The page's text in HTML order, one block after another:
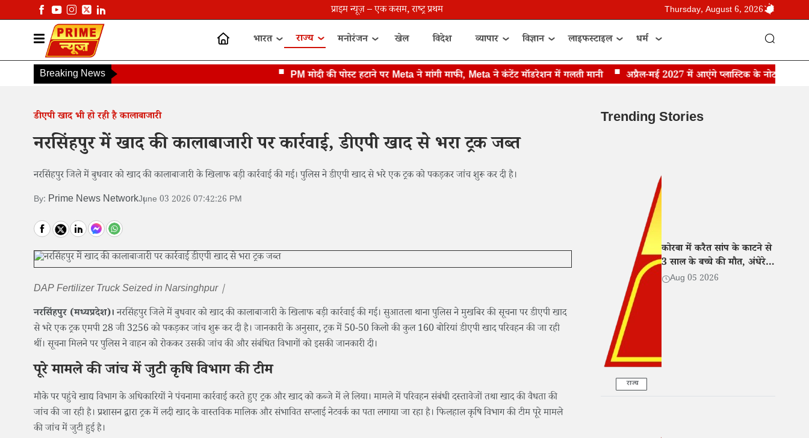
प्राइम न्यूज़ – एक कसम, राष्ट्र प्रथम Thursday, August 6, 2026
भारत राज्य मनोरंजन खेल विदेश व्यापार विज्ञान लाइफस्टाइल धर्म
Breaking News PM मोदी की पोस्ट हटाने पर Meta ने मांगी माफी, Meta ने कंटेंट मॉडरेशन में गलती मानी अप्रैल-मई 2027 में आएंगे प्लास्टिक के नोट, RBI गवर्नर
डीएपी खाद भी हो रही है कालाबाजारी
नरसिंहपुर में खाद की कालाबाजारी पर कार्रवाई, डीएपी खाद से भरा ट्रक जब्त
नरसिंहपुर जिले में बुधवार को खाद की कालाबाजारी के खिलाफ बड़ी कार्रवाई की गई। पुलिस ने डीएपी खाद से भरे एक ट्रक को पकड़कर जांच शुरू कर दी है।
By: Prime News NetworkJune 03 2026 07:42:26 PM
DAP Fertilizer Truck Seized in Narsinghpur |
नरसिंहपुर (मध्यप्रदेश)।नरसिंहपुर जिले में बुधवार को खाद की कालाबाजारी के खिलाफ बड़ी कार्रवाई की गई। सुआतला थाना पुलिस ने मुखबिर की सूचना पर डीएपी खाद
से भरे एक ट्रक एमपी 28 जी 3256 को पकड़कर जांच शुरू कर दी है। जानकारी के अनुसार, ट्रक में 50-50 किलो की कुल 160 बोरियां डीएपी खाद परिवहन की जा रही
थीं। सूचना मिलने पर पुलिस ने वाहन को रोककर उसकी जांच की और संबंधित विभागों को इसकी जानकारी दी।
पूरे मामले की जांच में जुटी कृषि विभाग की टीम
मौके पर पहुंचे खाद्य विभाग के अधिकारियों ने पंचनामा कार्रवाई करते हुए ट्रक और खाद को कब्जे में ले लिया। मामले में परिवहन संबंधी दस्तावेजों तथा खाद की वैधता की
जांच की जा रही है। प्रशासन द्वारा ट्रक में लदी खाद के वास्तविक मालिक और संभावित सप्लाई नेटवर्क का पता लगाया जा रहा है। फिलहाल कृषि विभाग की टीम पूरे मामले
की जांच में जुटी हुई है।
Trending Stories
राज्य
कोरबा में करैत सांप के काटने से
3 साल के बच्चे की मौत, अंधेरे में
हुआ गायब
Aug 05 2026